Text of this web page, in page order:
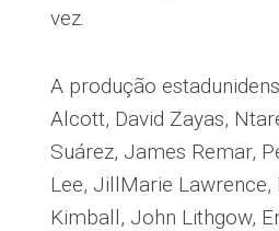
vez.
A produção
Alcott, David Zayas,
Suárez, James Remar,
Lee, JillMarie
Kimball, John Lithgow,